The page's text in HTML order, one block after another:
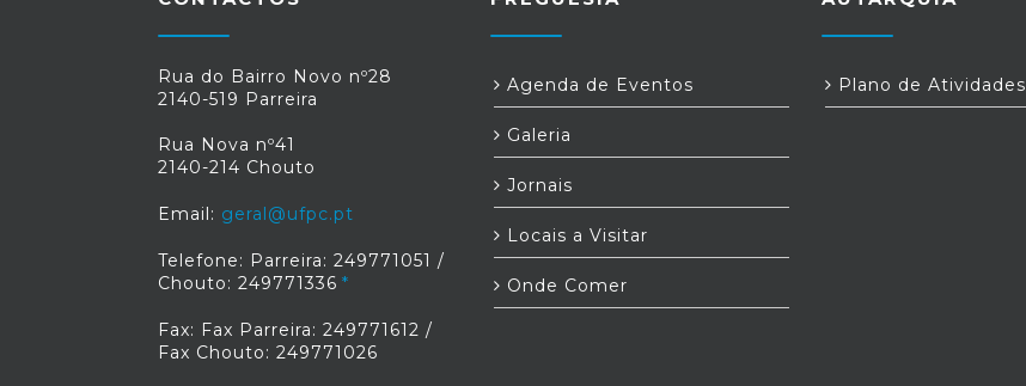
Rua do Bairro Novo nº28
2140-519 Parreira
Rua Nova nº41
2140-214 Chouto
Email: geral@ufpc.pt
Telefone: Parreira: 249771051 /
Chouto: 249771336
Fax: Fax Parreira: 249771612 /
Fax Chouto: 249771026
Agenda de Eventos
Galeria
Jornais
Locais a Visitar
Onde Comer
Plano de Atividades